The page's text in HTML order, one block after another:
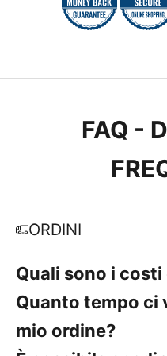
FAQ -
ORDINI
Quali sono i
Quanto tempo ci
mio ordine?